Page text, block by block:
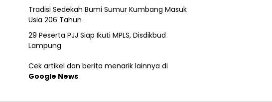
Tradisi Sedekah Bumi Sumur Kumbang Masuk
Usia 206 Tahun
29 Peserta PJJ Siap Ikuti MPLS, Disdikbud
Lampung
Cek artikel dan berita menarik lainnya di
Google News